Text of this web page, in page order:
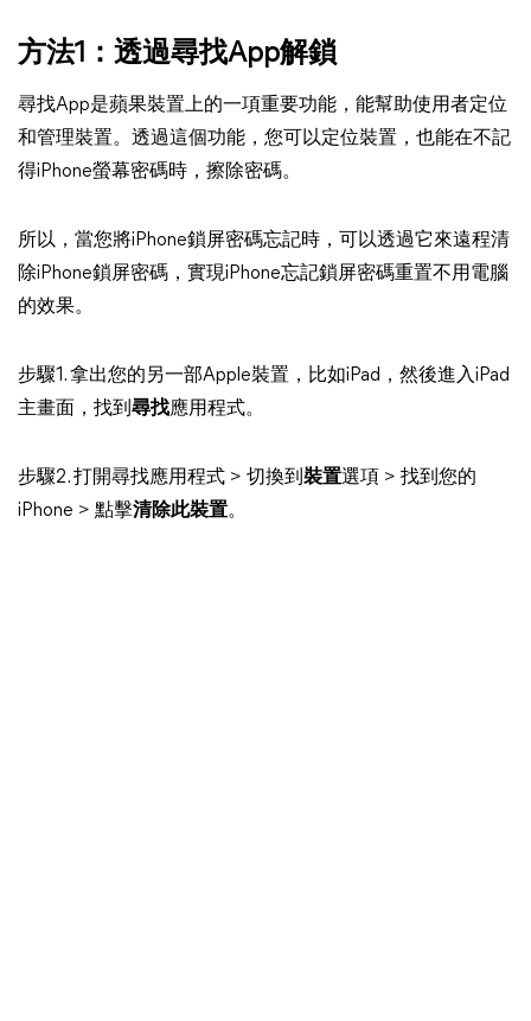
方法1：透過尋找App解鎖
尋找App是蘋果裝置上的一項重要功能，能幫助使用者定位
和管理裝置。透過這個功能，您可以定位裝置，也能在不記
得iPhone螢幕密碼時，擦除密碼。
所以，當您將iPhone鎖屏密碼忘記時，可以透過它來遠程清
除iPhone鎖屏密碼，實現iPhone忘記鎖屏密碼重置不用電腦
的效果。
步驟1. 拿出您的另一部Apple裝置，比如iPad，然後進入iPad
主畫面，找到 尋找應用程式。
步驟2. 打開尋找應用程式 > 切換到 裝置選項 > 找到您的
iPhone > 點擊清除此裝置。